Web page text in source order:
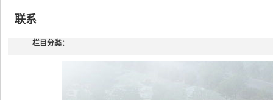
联系
栏目分类：